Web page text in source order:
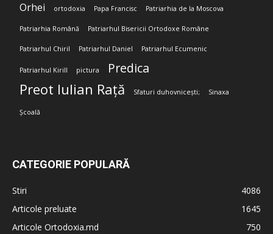
Orhei ortodoxia Papa Francisc Patriarhia de la Moscova
Patriarhia Română Patriarhul Bisericii Ortodoxe Române
Patriarhul Chiril Patriarhul Daniel Patriarhul Ecumenic
Patriarhul Kirill pictura Predica
Preot Iulian Rață Sfaturi duhovnicești; Sinaxa
Școală
CATEGORIE POPULARĂ
Stiri
4086
Articole preluate
1645
Articole Ortodoxia.md
750